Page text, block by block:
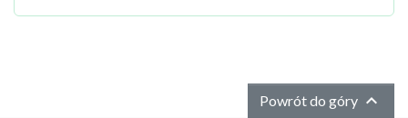
Powrót do góry 